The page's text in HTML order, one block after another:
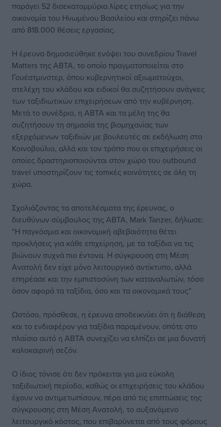
παράγει 52 δισεκατομμύρια λίρες ετησίως για την
οικονομία του Ηνωμένου Βασιλείου και στηρίζει πάνω
από 818.000 θέσεις εργασίας.
Η έρευνα δημοσιεύθηκε ενόψει του συνεδρίου Travel
Matters της ABTA, το οποίο πραγματοποιείται στο
Γουέστμινστερ, όπου κυβερνητικοί αξιωματούχοι,
στελέχη του κλάδου και ειδικοί θα συζητήσουν ανάγκες
των ταξιδιωτικών επιχειρήσεων από την κυβέρνηση.
Μετά το συνέδριο, η ABTA και τα μέλη της θα
συζητήσουν τη σημασία της βιομηχανίας των
εξερχόμενων ταξιδιών με βουλευτές σε εκδήλωση στο
Κοινοβούλιο, αλλά και τον τρόπο που οι επιχειρήσεις οι
οποίες δραστηριοποιούνται στον χώρο του outbound
travel υποστηρίζουν τις τοπικές κοινότητες σε όλη τη
χώρα.
Σχολιάζοντας τα αποτελέσματα της έρευνας, ο
διευθύνων σύμβουλος της ABTA, Mark Tanzer, δήλωσε:
“Η παγκόσμια και οικονομική αβεβαιότητα θέτει
προκλήσεις για κάθε επιχείρηση, με τα ταξίδια να τις
βιώνουν συχνά πιο έντονα. Η σύγκρουση στη Μέση
Ανατολή δεν είχε μόνο λειτουργικό αντίκτυπο, αλλά
επηρέασε και την εμπιστοσύνη των καταναλωτών, τόσο
όσον αφορά τα ταξίδια, όσο και τα οικονομικά τους”
Ωστόσο, πρόσθεσε, η έρευνα αποδεικνύει ότι η διάθεση
και το ενδιαφέρον για ταξίδια παραμένουν, οπότε στο
πλαίσιο αυτό η ABTA συνεχίζει να ελπίζει σε μια δυνατή
καλοκαιρινή σεζόν.
Ο ίδιος τόνισε ότι δεν πρόκειται για μια εύκολη
ταξιδιωτική περίοδο, καθώς οι επιχειρήσεις του κλάδου
έχουν να αντιμετωπίσουν, πέρα από τις επιπτώσεις της
σύγκρουσης στη Μέση Ανατολή, το αυξανόμενο
λειτουργικό κόστος, που επιβαρύνεται από τους φόρους